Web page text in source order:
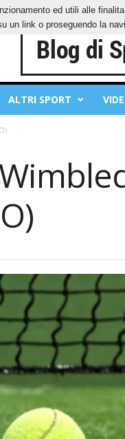
ALTRI SPORT
ed utili alle
un link o proseguendo la